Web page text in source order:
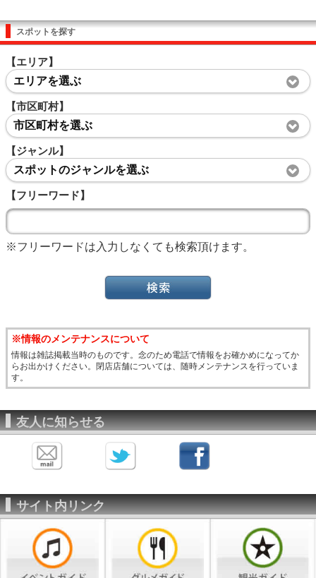
スポットを探す
【エリア】
エリアを選ぶ
【市区町村】
市区町村を選ぶ
【ジャンル】
スポットのジャンルを選ぶ
【フリーワード】
※フリーワードは入力しなくても検索頂けます。
※情報のメンテナンスについて
情報は雑誌掲載当時のものです。念のため電話で情報をお確かめになってか
らお出かけください。閉店店舗については、随時メンテナンスを行っていま
す。
友人に知らせる
サイト内リンク